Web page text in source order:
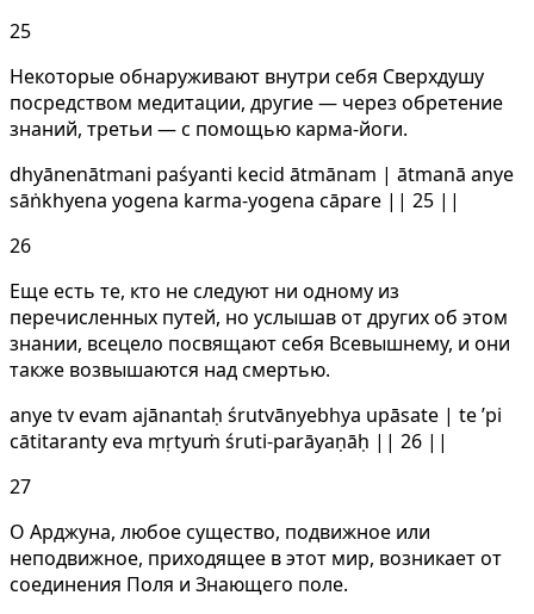
25
Некоторые обнаруживают внутри себя Сверхдушу
посредством медитации, другие — через обретение
знаний, третьи — с помощью карма-йоги.
dhyānenātmani paśyanti kecid ātmānam | ātmanā anye
sāṅkhyena yogena karma-yogena cāpare || 25 ||
26
Еще есть те, кто не следуют ни одному из
перечисленных путей, но услышав от других об этом
знании, всецело посвящают себя Всевышнему, и они
также возвышаются над смертью.
anye tv evam ajānantaḥ śrutvānyebhya upāsate | te ’pi
cātitaranty eva mṛtyuṁ śruti-parāyaṇāḥ || 26 ||
27
О Арджуна, любое существо, подвижное или
неподвижное, приходящее в этот мир, возникает от
соединения Поля и Знающего поле.